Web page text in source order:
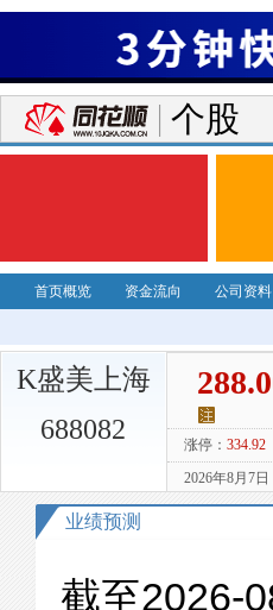
个股
首页概览 资金流向 公司资料
K盛美上海
688082